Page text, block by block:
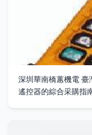
深圳華南橋蕙機電 臺
遙控器的綜合采購指